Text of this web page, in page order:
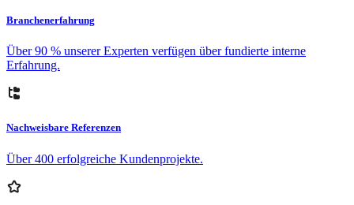
Branchenerfahrung
Über 90 % unserer Experten verfügen über fundierte interne
Erfahrung.
Nachweisbare Referenzen
Über 400 erfolgreiche Kundenprojekte.